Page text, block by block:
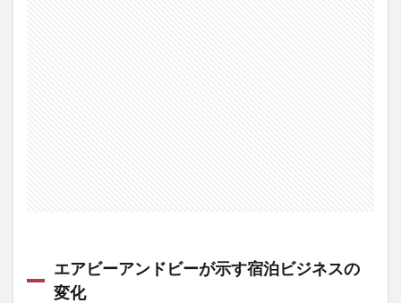
エアビーアンドビーが示す宿泊ビジネスの
変化